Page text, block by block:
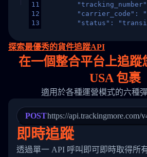
11
12
13
15
16
17
22
23
24
25
27
"carrier_code":
"status":
"itemTimeLength":
        "weblink": "",
        "phone": null,
        "trackinfo": [
          {
"Date":
"Details":
          },
          {
"Date":
探索最優秀的貨件追蹤API
在一個整合平台上追蹤
USA 包裹
適用於各種運營模式的六種
POSThttps://api.trackingmore.com/
即時追蹤
透過單一 API 呼叫即可即時取得所